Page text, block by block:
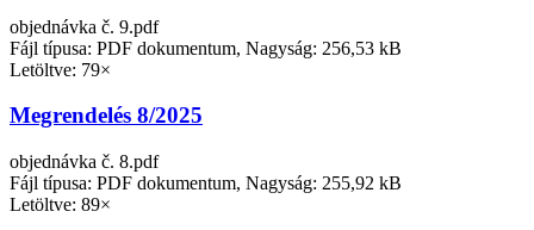
objednávka č. 9.pdf
Fájl típusa: PDF dokumentum, Nagyság: 256,53 kB
Letöltve: 79×
Megrendelés 8/2025
objednávka č. 8.pdf
Fájl típusa: PDF dokumentum, Nagyság: 255,92 kB
Letöltve: 89×